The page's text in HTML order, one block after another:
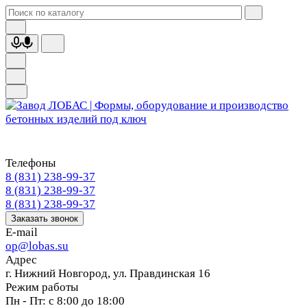
Телефоны
8 (831) 238-99-37
8 (831) 238-99-37
8 (831) 238-99-37
Заказать звонок
E-mail
op@lobas.su
Адрес
г. Нижний Новгород, ул. Правдинская 16
Режим работы
Пн - Пт: с 8:00 до 18:00